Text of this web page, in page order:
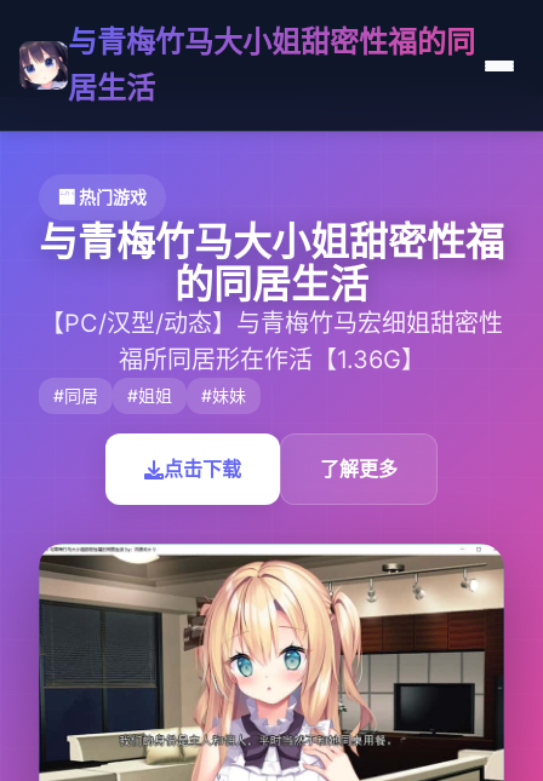
与青梅竹马大小姐甜密性福的同
居生活
🏧 热门游戏
与青梅竹马大小姐甜密性福
的同居生活
【PC/汉型/动态】与青梅竹马宏细姐甜密性
福所同居形在作活【1.36G】
#同居 #姐姐 #妹妹
点击下载 了解更多